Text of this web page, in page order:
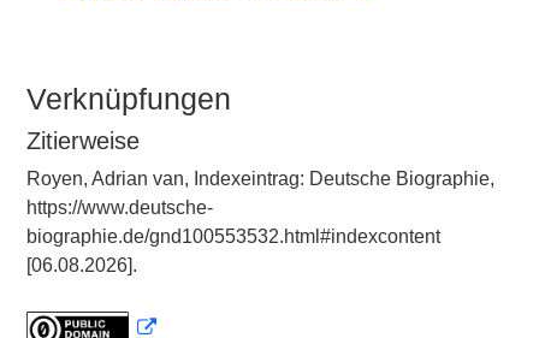
Verknüpfungen
Zitierweise
Royen, Adrian van, Indexeintrag: Deutsche Biographie,
https://www.deutsche-
biographie.de/gnd100553532.html#indexcontent
[06.08.2026].